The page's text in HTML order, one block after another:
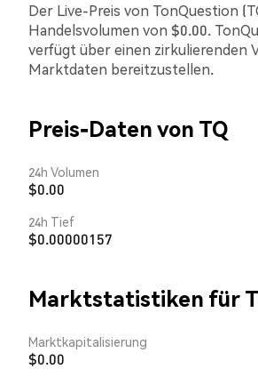
Der Live-Preis von TonQuestion
Handelsvolumen von $0.00.
verfügt über einen zirkulierenden
Marktdaten bereitzustellen.
Preis-Daten von TQ
24h Volumen
$0.00
24h Tief
$0.00000157
Marktstatistiken für
Marktkapitalisierung
$0.00